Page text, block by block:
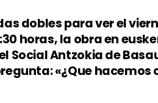
dobles para ver el
horas, la obra en
Social Antzokia de
«¿Que hacemos